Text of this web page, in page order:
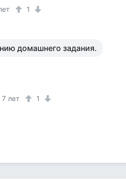
1
домашнего задания.
7 лет 1